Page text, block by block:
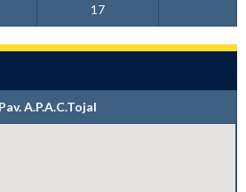
17
Pav. A.P.A.C.Tojal